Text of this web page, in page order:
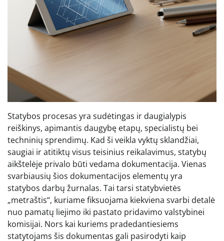
Statybos procesas yra sudėtingas ir daugialypis
reiškinys, apimantis daugybę etapų, specialistų bei
techninių sprendimų. Kad ši veikla vyktų sklandžiai,
saugiai ir atitiktų visus teisinius reikalavimus, statybų
aikštelėje privalo būti vedama dokumentacija. Vienas
svarbiausių šios dokumentacijos elementų yra
statybos darbų žurnalas. Tai tarsi statybvietės
„metraštis“, kuriame fiksuojama kiekviena svarbi detalė
nuo pamatų liejimo iki pastato pridavimo valstybinei
komisijai. Nors kai kuriems pradedantiesiems
statytojams šis dokumentas gali pasirodyti kaip